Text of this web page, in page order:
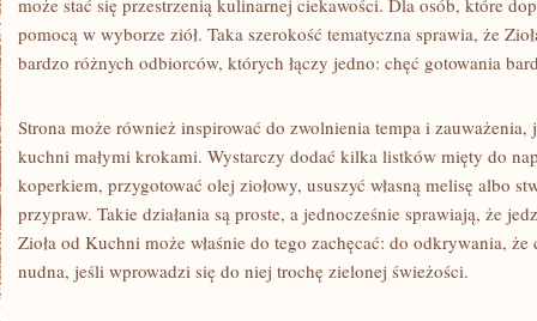
może stać się przestrzenią kulinarnej ciekawości. Dla osób, które
pomocą w wyborze ziół. Taka szerokość tematyczna sprawia, że
bardzo różnych odbiorców, których łączy jedno: chęć gotowania
Strona może również inspirować do zwolnienia tempa i
kuchni małymi krokami. Wystarczy dodać kilka listków mięty do
koperkiem, przygotować olej ziołowy, ususzyć własną melisę albo
przypraw. Takie działania są proste, a jednocześnie sprawiają, że
Zioła od Kuchni może właśnie do tego zachęcać: do odkrywania,
nudna, jeśli wprowadzi się do niej trochę zielonej świeżości.